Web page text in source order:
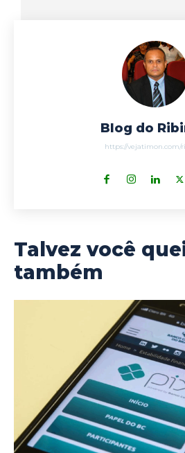
Blog do
https://vejatimon.com/
Talvez você
também